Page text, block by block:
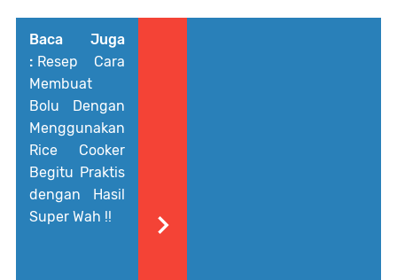
Baca Juga
: Resep Cara
Membuat
Bolu Dengan
Menggunakan
Rice Cooker
Begitu Praktis
dengan Hasil
Super Wah !!